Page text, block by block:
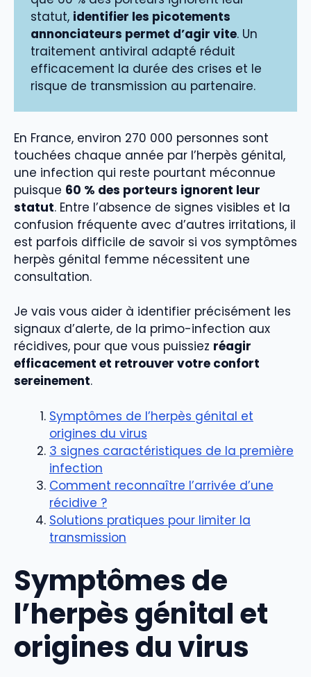
statut, identifier les picotements
annonciateurs permet d’agir vite. Un
traitement antiviral adapté réduit
efficacement la durée des crises et le
risque de transmission au partenaire.
En France, environ 270 000 personnes sont
touchées chaque année par l’herpès génital,
une infection qui reste pourtant méconnue
puisque 60 % des porteurs ignorent leur
statut. Entre l’absence de signes visibles et la
confusion fréquente avec d’autres irritations, il
est parfois difficile de savoir si vos symptômes
herpès génital femme nécessitent une
consultation.
Je vais vous aider à identifier précisément les
signaux d’alerte, de la primo-infection aux
récidives, pour que vous puissiez réagir
efficacement et retrouver votre confort
sereinement.
Symptômes de l’herpès génital et
origines du virus
3 signes caractéristiques de la première
infection
Comment reconnaître l’arrivée d’une
récidive ?
Solutions pratiques pour limiter la
transmission
Symptômes de
l’herpès génital et
origines du virus